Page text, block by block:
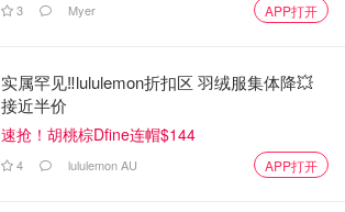
3 Myer APP打开
实属罕见‼️lululemon折扣区 羽绒服集体降💥
接近半价
速抢！胡桃棕Dfine连帽$144
4 lululemon AU APP打开